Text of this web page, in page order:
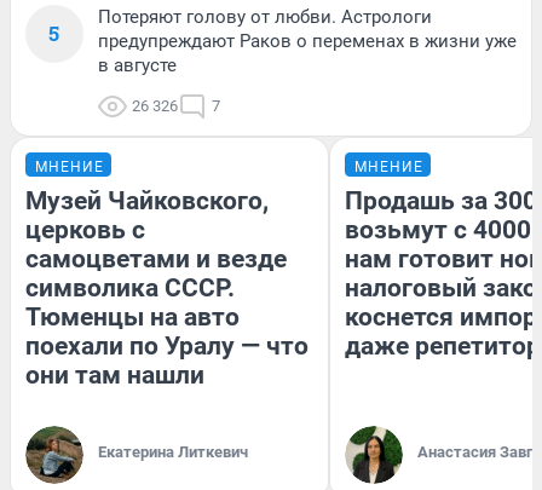
5
Потеряют голову от любви. Астрологи
предупреждают Раков о переменах в жизни уже
в августе
26 326 7
МНЕНИЕ
Музей Чайковского,
церковь с
самоцветами и везде
символика СССР.
Тюменцы на авто
поехали по Уралу — что
они там нашли
Екатерина Литкевич
МНЕНИЕ
Продашь за
возьмут с
нам готовит
налоговый
коснется
даже
Анастасия